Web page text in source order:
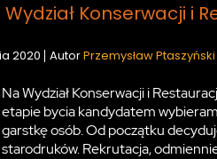
Konserwacji i
2020 AutorPrzemysław Ptaszyński
Na Wydział Konserwacji i
etapie bycia kandydatem
garstkę osób. Od początku
starodruków. Rekrutacja,